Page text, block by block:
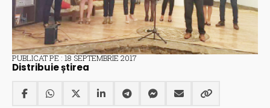
PUBLICAT PE : 18 SEPTEMBRIE 2017
Distribuie știrea